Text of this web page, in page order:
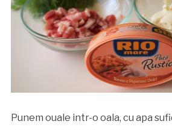
Punem ouale intr-o oala, cu apa